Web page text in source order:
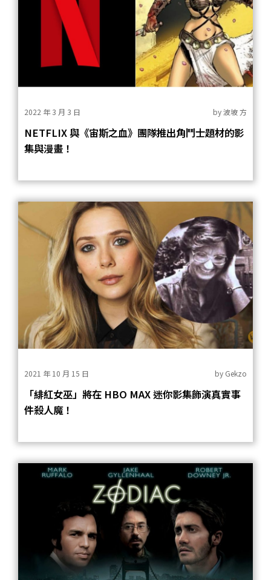
2022 年 3 月 3 日 by波坡 方
NETFLIX 與《宙斯之血》團隊推出角鬥士題材的影
集與漫畫！
2021 年 10 月 15 日 by Gekzo
「緋紅女巫」將在 HBO MAX 迷你影集飾演真實事
件殺人魔！